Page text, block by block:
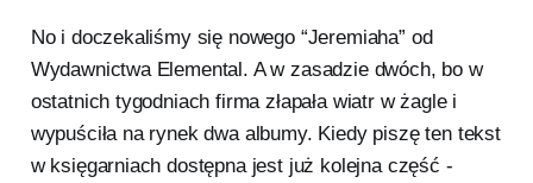
No i doczekaliśmy się nowego “Jeremiaha” od
Wydawnictwa Elemental. A w zasadzie dwóch, bo w
ostatnich tygodniach firma złapała wiatr w żagle i
wypuściła na rynek dwa albumy. Kiedy piszę ten tekst
w księgarniach dostępna jest już kolejna część -